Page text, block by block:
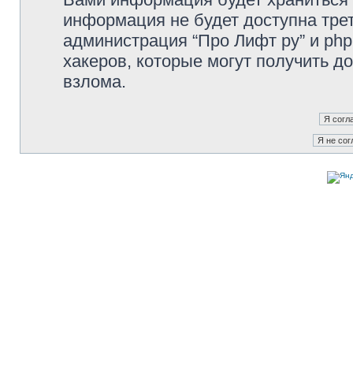
информация не будет доступна
администрация “Про Лифт ру” и
хакеров, которые могут получить
взлома.